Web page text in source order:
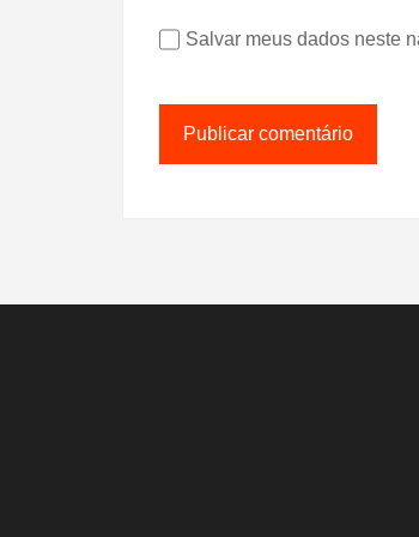
Salvar meus dados neste